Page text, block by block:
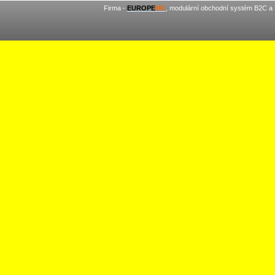
Firma - EUROPEMC , modulární obchodní systém B2C